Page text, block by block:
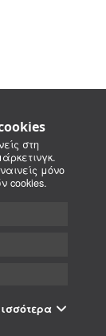
στη
μόνο
cookies.